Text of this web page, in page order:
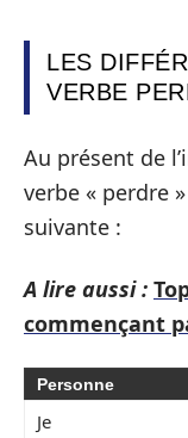
LES
VERBE
Au présent de
verbe « perdre
suivante :
A lire aussi :
commençant
Personne
Je